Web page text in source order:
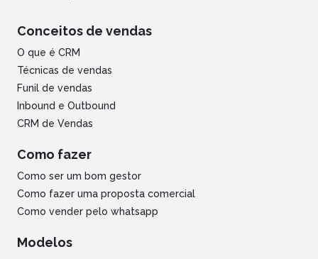
Conceitos de vendas
O que é CRM
Técnicas de vendas
Funil de vendas
Inbound e Outbound
CRM de Vendas
Como fazer
Como ser um bom gestor
Como fazer uma proposta comercial
Como vender pelo whatsapp
Modelos